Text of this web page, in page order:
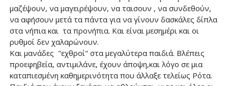
μαζέψουν, να μαγειρέψουν, να ταισουν , να συνδεθούν,
να αφήσουν μετά τα πάντα για να γίνουν δασκάλες δίπλα
στα νήπια και τα προνήπια. Και είναι μεσημέρι και οι
ρυθμοί δεν χαλαρώνουν.
Και μανάδες "εχθροί" στα μεγαλύτερα παιδιά. Βλέπεις
προεφηβεία, αντιμιλάνε, έχουν άποψη,και λόγο σε μια
καταπιεσμένη καθημερινότητα που άλλαξε τελείως Ρότα.